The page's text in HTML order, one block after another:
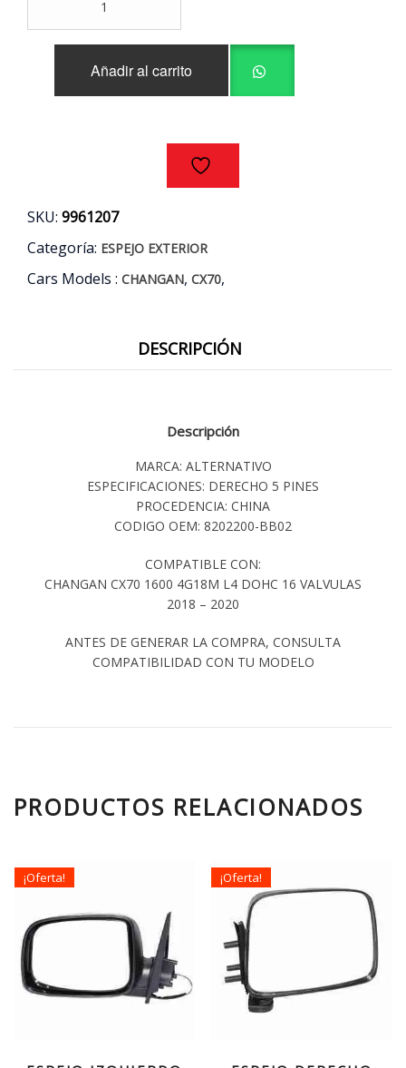
era:
$120.000.$86.990.
C/INTERMITENTE
CHANGAN
Añadir al carrito
SKU: 9961207
Categoría: ESPEJO EXTERIOR
Cars Models : CHANGAN, CX70,
DESCRIPCIÓN
Descripción
MARCA: ALTERNATIVO
ESPECIFICACIONES: DERECHO 5 PINES
PROCEDENCIA: CHINA
CODIGO OEM: 8202200-BB02
COMPATIBLE CON:
CHANGAN CX70 1600 4G18M L4 DOHC 16 VALVULAS
2018 – 2020
ANTES DE GENERAR LA COMPRA, CONSULTA
COMPATIBILIDAD CON TU MODELO
PRODUCTOS RELACIONADOS
¡Oferta! ¡Oferta!